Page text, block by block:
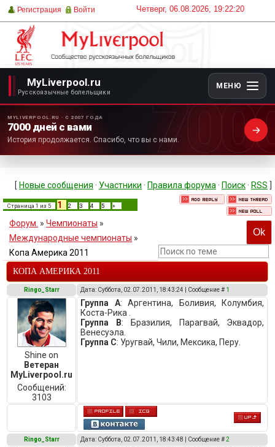
Четверг, 06.08.2026, 19:22:20
Регистрация Войти
MyLiverpool.ru
Русскоязычные болельщики
МЕНЮ
MYLIVERPOOL.RU · С 2007 ГОДА
7000 дней с вами
История продолжается. Спасибо, что вы с нами.
[ Новые сообщения · Участники · Правила форума · Поиск · RSS
Страница 1 из 5 1 2 3 4 5 »
Форум. » Чемпионаты »
Международные чемпионаты »
Копа Америка 2011
КОПА АМЕРИКА 2011
Ringo_Starr Дата: Суббота, 02.07.2011, 18:43:24 | Сообщение # 1
Shine on
Ветеран
MyLiverpool.ru
Сообщений:
3103
Группа А: Аргентина, Боливия, Колумбия,
Коста-Рика .
Группа В: Бразилия, Парагвай, Эквадор,
Венесуэла.
Группа С: Уругвай, Чили, Мексика, Перу.
Ringo_Starr Дата: Суббота, 02.07.2011, 18:43:48 | Сообщение #2